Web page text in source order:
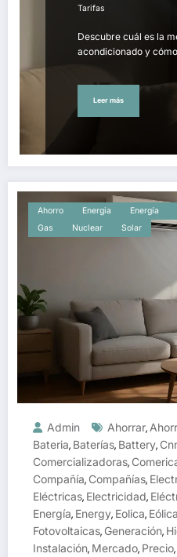
Tarifas
Descubre cuál es la
acondicionado y
Leer más
Ahorro Energia Energía
Gas
Nuclear Solar
Admin Ahorrar,
Bateria, Baterías, Battery,
Comercializadoras,
Compañía, Compañías,
Eléctricas, Electricidad,
Energía, Energy, Eolica, Eólica
Fotovoltaicas, Generación,
Instalación, Mercado, Precio,